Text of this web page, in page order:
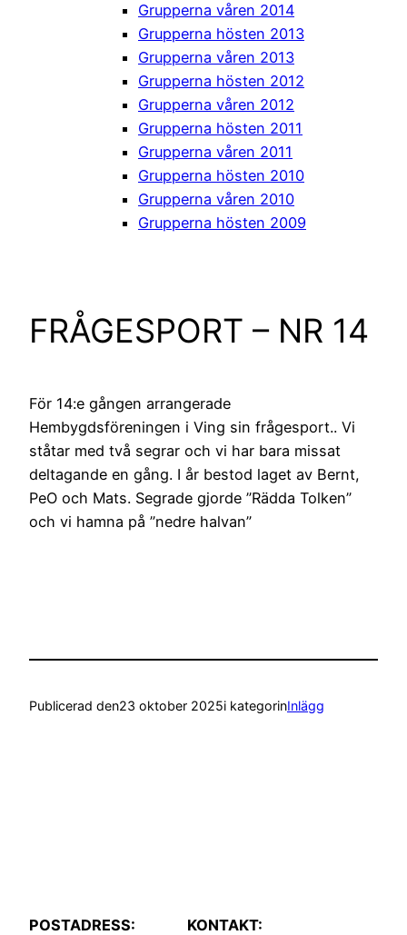
Grupperna våren 2014
Grupperna hösten 2013
Grupperna våren 2013
Grupperna hösten 2012
Grupperna våren 2012
Grupperna hösten 2011
Grupperna våren 2011
Grupperna hösten 2010
Grupperna våren 2010
Grupperna hösten 2009
FRÅGESPORT – NR 14
För 14:e gången arrangerade
Hembygdsföreningen i Ving sin frågesport.. Vi
ståtar med två segrar och vi har bara missat
deltagande en gång. I år bestod laget av Bernt,
PeO och Mats. Segrade gjorde ”Rädda Tolken”
och vi hamna på ”nedre halvan”
Publicerad den23 oktober 2025i kategorinInlägg
POSTADRESS: KONTAKT: